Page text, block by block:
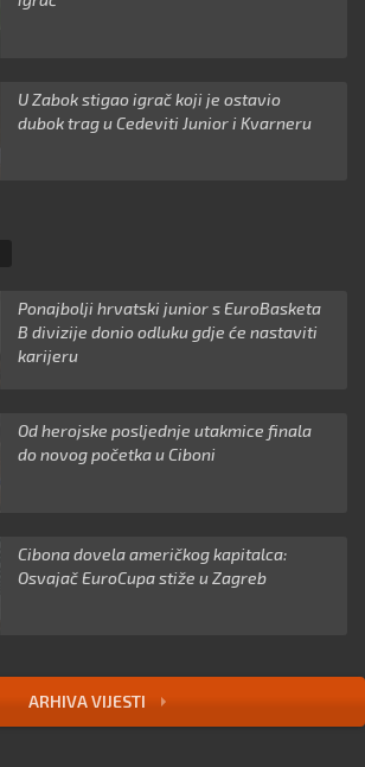
U Zabok stigao igrač koji je ostavio
dubok trag u Cedeviti Junior i Kvarneru
Ponajbolji hrvatski junior s EuroBasketa
B divizije donio odluku gdje će nastaviti
karijeru
Od herojske posljednje utakmice finala
do novog početka u Ciboni
Cibona dovela američkog kapitalca:
Osvajač EuroCupa stiže u Zagreb
ARHIVA VIJESTI